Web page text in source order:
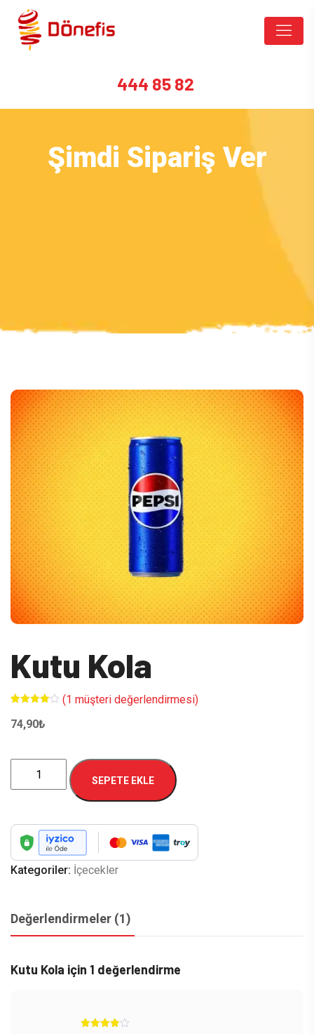
444 85 82
Şimdi Sipariş Ver
Kutu Kola
puanına
dayanarak
4.00
(1 müşteri değerlendirmesi)
74,90₺
Kola
SEPETE EKLE
Kategoriler: İçecekler
Değerlendirmeler (1)
Kutu Kola için 1 değerlendirme